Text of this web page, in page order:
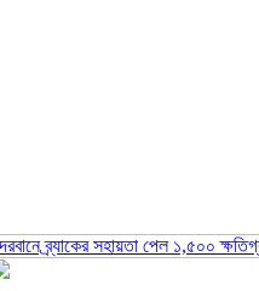
ব্র্যাকের সহায়তা পেল ১,৫০০